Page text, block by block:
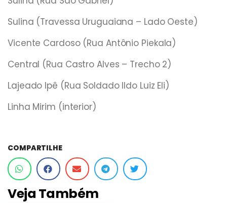
Sulina (Travessa Uruguaiana – Lado Oeste)
Vicente Cardoso (Rua Antônio Piekala)
Central (Rua Castro Alves – Trecho 2)
Lajeado Ipê (Rua Soldado Ildo Luiz Eli)
Linha Mirim (interior)
COMPARTILHE
Veja Também